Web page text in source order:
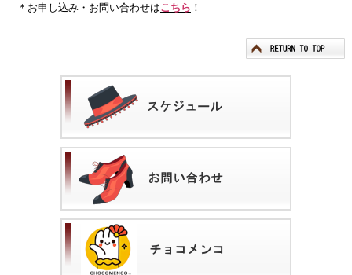
＊お申し込み・お問い合わせはこちら ！